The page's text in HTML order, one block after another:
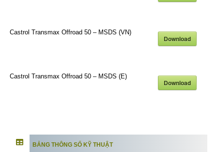
Castrol Transmax Offroad 50 – MSDS (VN)
Download
Castrol Transmax Offroad 50 – MSDS (E)
Download
BẢNG THÔNG SỐ KỸ THUẬT